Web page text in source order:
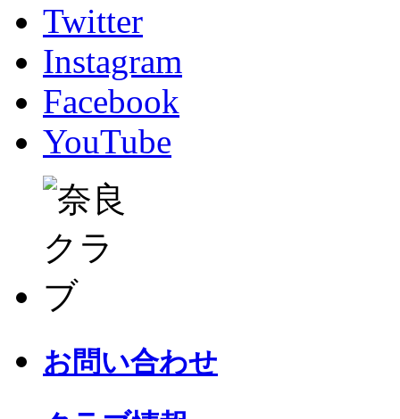
Twitter
Instagram
Facebook
YouTube
お問い合わせ